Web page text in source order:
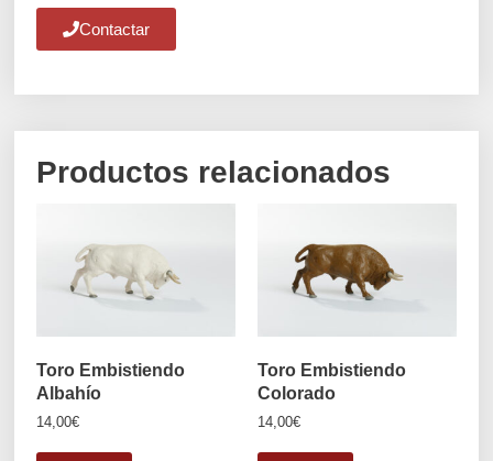
Contactar
Productos relacionados
Toro Embistiendo
Albahío
14,00€
Toro Embistiendo
Colorado
14,00€